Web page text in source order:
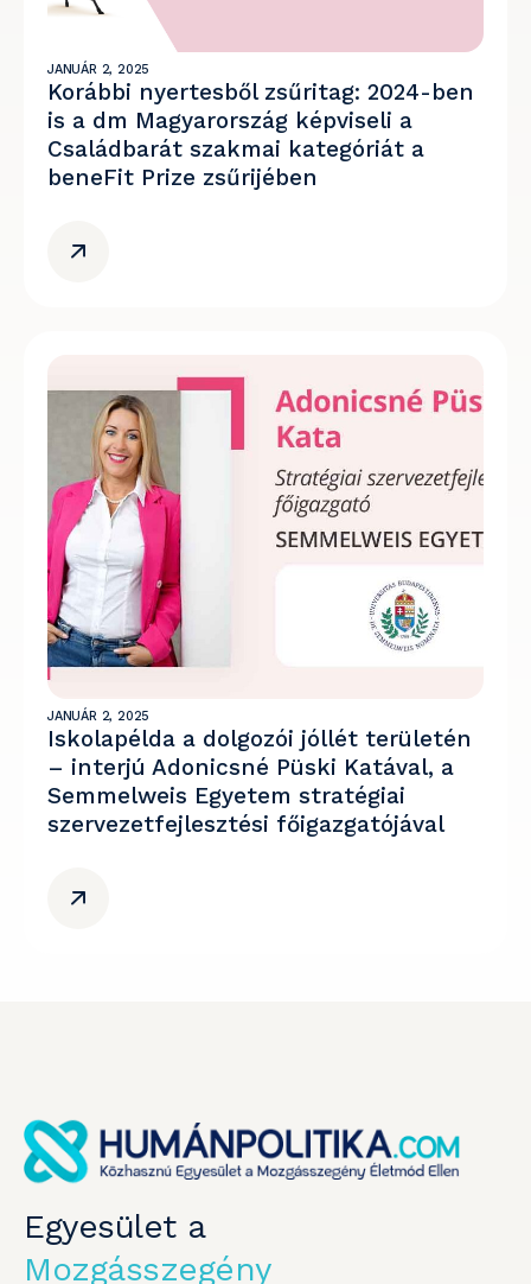
JANUÁR 2, 2025
Korábbi nyertesből zsűritag: 2024-ben
is a dm Magyarország képviseli a
Családbarát szakmai kategóriát a
beneFit Prize zsűrijében
JANUÁR 2, 2025
Iskolapélda a dolgozói jóllét területén
– interjú Adonicsné Püski Katával, a
Semmelweis Egyetem stratégiai
szervezetfejlesztési főigazgatójával
Egyesület a
Mozgásszegény